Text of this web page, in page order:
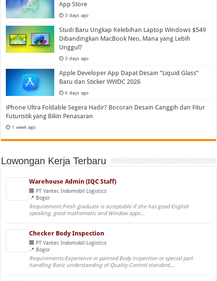
App Store
3 days ago
Studi Baru Ungkap Kelebihan Laptop Windows $549
Dibandingkan MacBook Neo, Mana yang Lebih
Unggul?
3 days ago
Apple Developer App Dapat Desain “Liquid Glass”
Baru dan Sticker WWDC 2026
6 days ago
iPhone Ultra Foldable Segera Hadir? Bocoran Desain Canggih dan Fitur
Futuristik yang Bikin Penasaran
1 week ago
Lowongan Kerja Terbaru
Warehouse Admin (IQC Staff)
PT Vantec Indomobil Logistics
Bogor
Requirement:Fresh graduate is acceptable if she has good English
speaking, good mathematic and Window apps...
Checker Body Inspection
PT Vantec Indomobil Logistics
Bogor
Requirements:Experience in painted Body inspection or special part
handling Basic understanding of Quality Control standard...